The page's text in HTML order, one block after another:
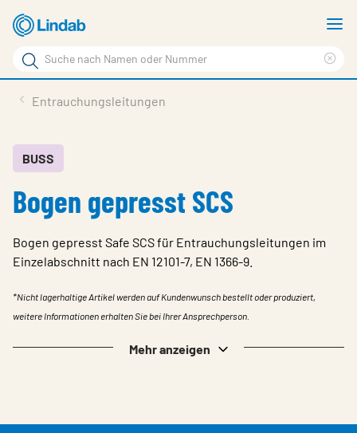
Zum
Hauptinhalt
Suchbegriff
Seite
durchsuchen
Im Fokus
Über Lindab
Kontakt
Downloads
Einloggen
Entrauchungsleitungen
BUSS
Bogen gepresst SCS
Bogen gepresst Safe SCS für Entrauchungsleitungen im
Einzelabschnitt nach EN 12101-7, EN 1366-9.
*Nicht lagerhaltige Artikel werden auf Kundenwunsch bestellt oder produziert,
weitere Informationen erhalten Sie bei Ihrer Ansprechperson.
Mehr anzeigen